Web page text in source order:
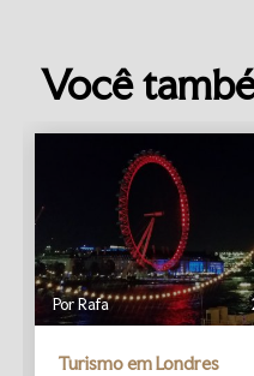
Você
Por Rafa
Turismo em Londres